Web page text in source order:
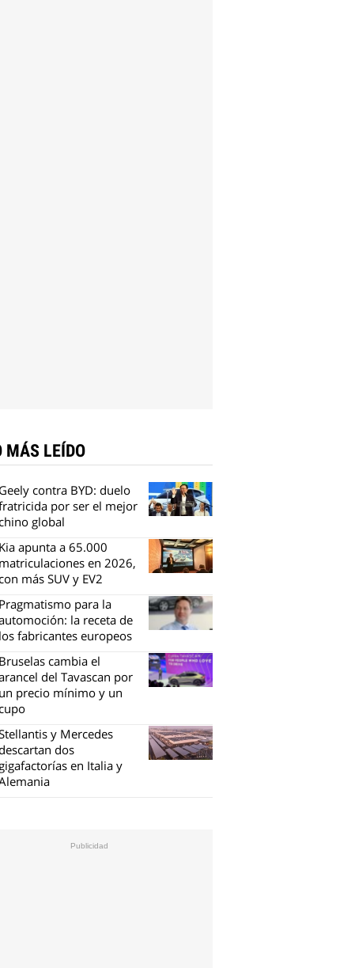
MÁS LEÍDO
Geely contra BYD: duelo
por ser el mejor
global
Kia apunta a 65.000
matriculaciones en 2026,
más SUV y EV2
Pragmatismo para la
la receta de
los fabricantes europeos
Bruselas cambia el
del Tavascan por
un precio mínimo y un
y Mercedes
dos
gigafactorías en Italia y